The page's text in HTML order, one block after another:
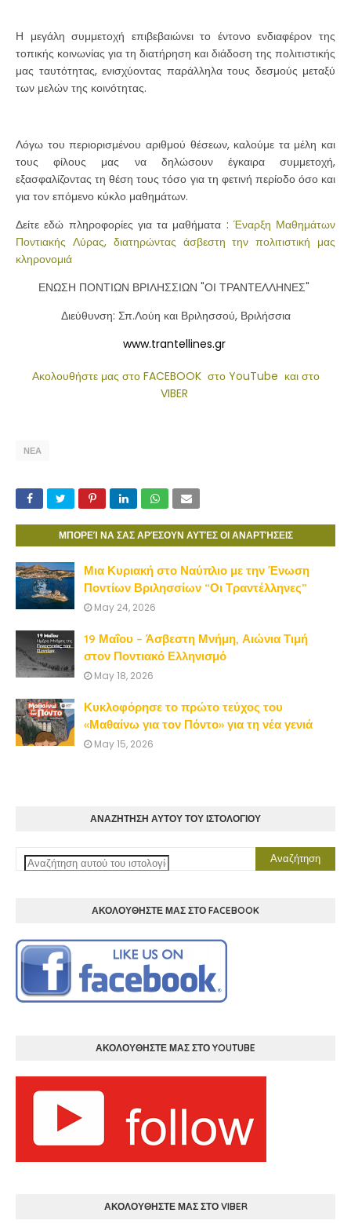
Η μεγάλη συμμετοχή επιβεβαιώνει το έντονο ενδιαφέρον της
τοπικής κοινωνίας για τη διατήρηση και διάδοση της πολιτιστικής
μας ταυτότητας, ενισχύοντας παράλληλα τους δεσμούς μεταξύ
των μελών της κοινότητας.
Λόγω του περιορισμένου αριθμού θέσεων, καλούμε τα μέλη και
τους φίλους μας να δηλώσουν έγκαιρα συμμετοχή,
εξασφαλίζοντας τη θέση τους τόσο για τη φετινή περίοδο όσο και
για τον επόμενο κύκλο μαθημάτων.
Δείτε εδώ πληροφορίες για τα μαθήματα : Έναρξη Μαθημάτων
Ποντιακής Λύρας, διατηρώντας άσβεστη την πολιτιστική μας
κληρονομιά
ΕΝΩΣΗ ΠΟΝΤΙΩΝ ΒΡΙΛΗΣΣΙΩΝ "ΟΙ ΤΡΑΝΤΕΛΛΗΝΕΣ"
Διεύθυνση: Σπ.Λούη και Βριλησσού, Βριλήσσια
www.trantellines.gr
Ακολουθήστε μας στο FACEBOOK στο YouTube και στο
VIBER
ΝΕΑ
ΜΠΟΡΕΊ ΝΑ ΣΑΣ ΑΡΈΣΟΥΝ ΑΥΤΈΣ ΟΙ ΑΝΑΡΤΉΣΕΙΣ
Μια Κυριακή στο Ναύπλιο με την Ένωση
Ποντίων Βριλησσίων “Οι Τραντέλληνες”
May 24, 2026
19 Μαΐου – Άσβεστη Μνήμη, Αιώνια Τιμή
στον Ποντιακό Ελληνισμό
May 18, 2026
Κυκλοφόρησε το πρώτο τεύχος του
«Μαθαίνω για τον Πόντο» για τη νέα γενιά
May 15, 2026
ΑΝΑΖΗΤΗΣΗ ΑΥΤΟΥ ΤΟΥ ΙΣΤΟΛΟΓΙΟΥ
ΑΚΟΛΟΥΘΗΣΤΕ ΜΑΣ ΣΤΟ FACEBOOK
ΑΚΟΛΟΥΘΗΣΤΕ ΜΑΣ ΣΤΟ YOUTUBE
ΑΚΟΛΟΥΘΗΣΤΕ ΜΑΣ ΣΤΟ VIBER